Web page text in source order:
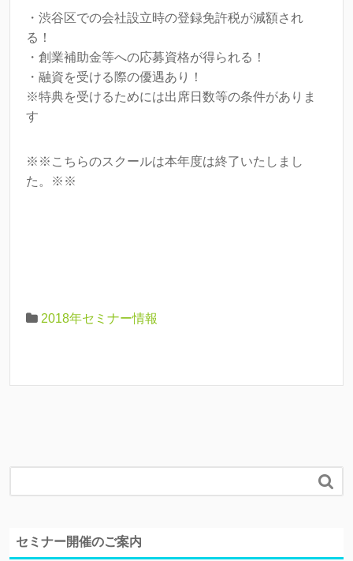
・渋谷区での会社設立時の登録免許税が減額され
る！
・創業補助金等への応募資格が得られる！
・融資を受ける際の優遇あり！
※特典を受けるためには出席日数等の条件がありま
す
※※こちらのスクールは本年度は終了いたしまし
た。※※
2018年セミナー情報

セミナー開催のご案内